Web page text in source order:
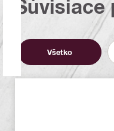
Všetko